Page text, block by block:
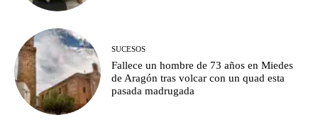
SUCESOS
Fallece un hombre de 73 años en Miedes
de Aragón tras volcar con un quad esta
pasada madrugada